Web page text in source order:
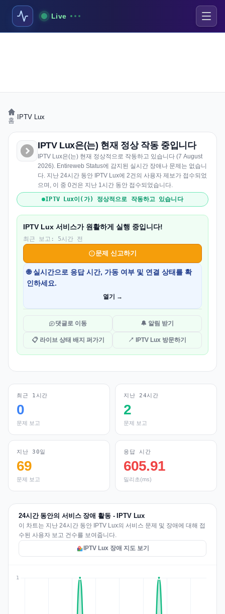
Live
홈 IPTV Lux
IPTV Lux은(는) 현재 정상 작동 중입니다
IPTV Lux은(는) 현재 정상적으로 작동하고 있습니다 (7 August
2026). Entireweb Status에 감지된 실시간 장애나 문제는 없습니
다. 지난 24시간 동안 IPTV Lux에 2건의 사용자 제보가 접수되었
으며, 이 중 0건은 지난 1시간 동안 접수되었습니다.
IPTV Lux이(가) 정상적으로 작동하고 있습니다
IPTV Lux 서비스가 원활하게 실행 중입니다!
최근 보고: 5시간 전
문제 신고하기
🌐 실시간으로 응답 시간, 가동 여부 및 연결 상태를 확
인하세요.
열기 →
댓글로 이동 🔔 알림 받기
📋 라이브 상태 배지 퍼가기 ↗ IPTV Lux 방문하기
최근 1시간
0
문제 보고
지난 24시간
2
문제 보고
지난 30일
69
문제 보고
응답 시간
605.91
밀리초(ms)
24시간 동안의 서비스 장애 활동 - IPTV Lux
이 차트는 지난 24시간 동안 IPTV Lux의 서비스 문제 및 장애에 대해 접
수된 사용자 보고 건수를 보여줍니다.
IPTV Lux 장애 지도 보기